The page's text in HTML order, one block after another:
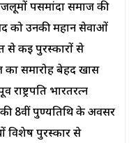
पसमांदा समाज की
को उनकी महान सेवाओं
से कई पुरस्कारों से
का समारोह बेहद खास
भारतरत्न
8वीं पुण्यतिथि के अवसर
विशेष पुरस्कार से